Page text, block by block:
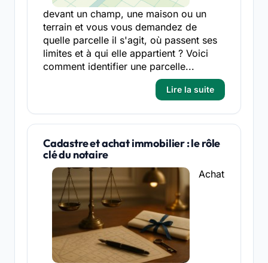
devant un champ, une maison ou un
terrain et vous vous demandez de
quelle parcelle il s'agit, où passent ses
limites et à qui elle appartient ? Voici
comment identifier une parcelle...
Lire la suite
Cadastre et achat immobilier : le rôle
clé du notaire
Achat